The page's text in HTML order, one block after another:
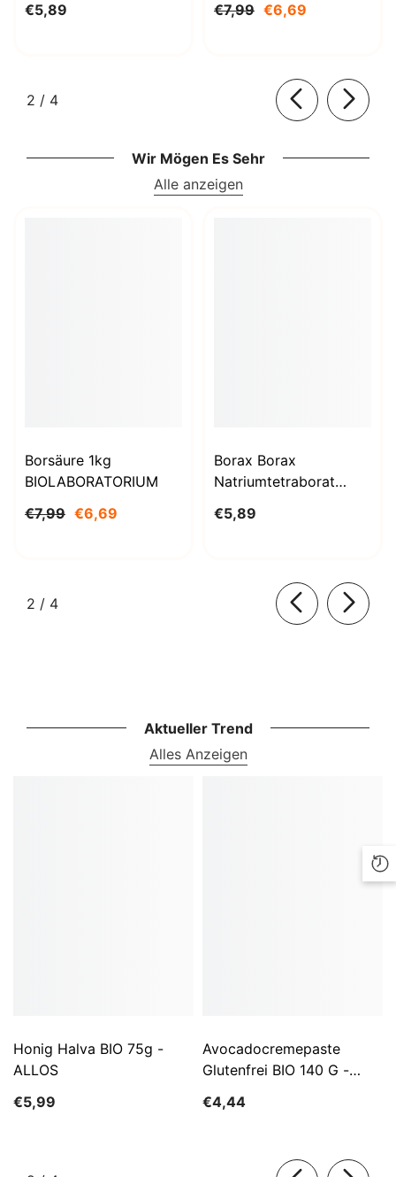
STANLAB
€5,89
€7,99 €6,69
2 / von
4
Wir Mögen Es Sehr
Alle anzeigen
Borsäure 1kg
BIOLABORATORIUM
€7,99 €6,69
Borax Borax
Natriumtetraborat
BioLaboratorium
€5,89
2 / von
4
Aktueller Trend
Alles Anzeigen
Honig Halva BIO 75g -
ALLOS
€5,99
Avocadocremepaste
Glutenfrei BIO 140 G -
€4,44